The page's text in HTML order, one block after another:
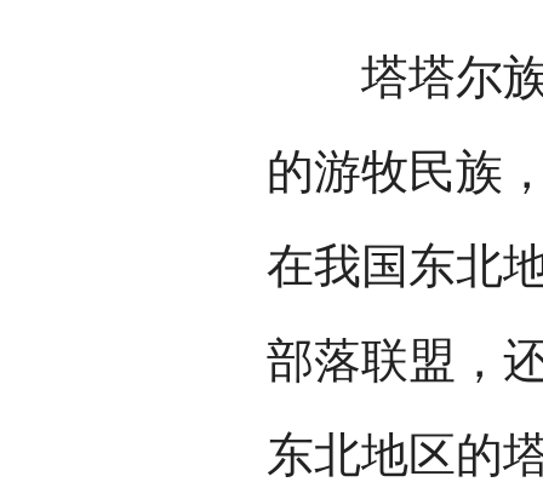
塔塔尔族
的游牧民族
在我国东北
部落联盟，
东北地区的